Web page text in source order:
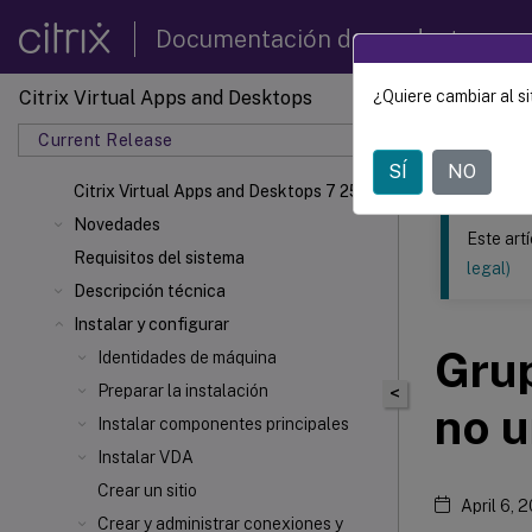
Documentación de productos
Citrix Virtual Apps and Desktops
Current Release
Citrix Virtual Apps and Desktops 7 2511
Novedades
Requisitos del sistema
Descripción técnica
Instalar y configurar
Identidades de máquina
Preparar la instalación
Instalar componentes principales
Instalar VDA
Crear un sitio
Crear y administrar conexiones y
Este
Citrix
<
Este
legal)
no
April 6,
¿Quiere cambiar al
SÍ NO